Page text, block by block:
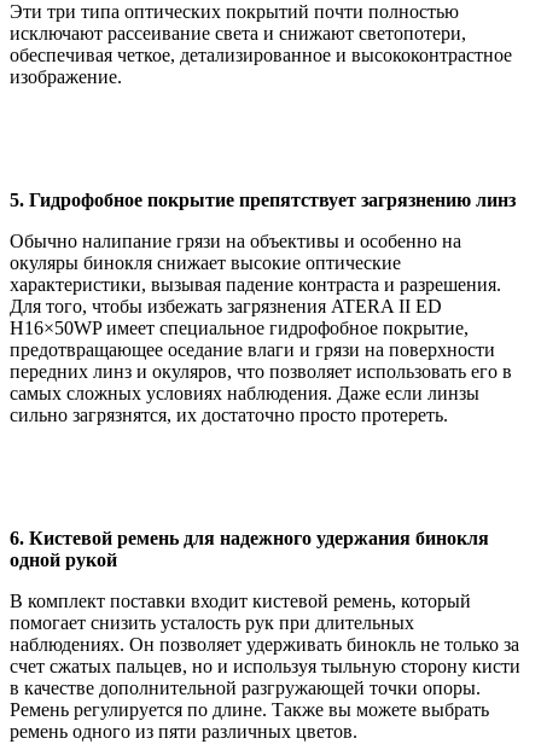
Эти три типа оптических покрытий почти полностью
исключают рассеивание света и снижают светопотери,
обеспечивая четкое, детализированное и высококонтрастное
изображение.
5. Гидрофобное покрытие препятствует загрязнению линз
Обычно налипание грязи на объективы и особенно на
окуляры бинокля снижает высокие оптические
характеристики, вызывая падение контраста и разрешения.
Для того, чтобы избежать загрязнения ATERA II ED
H16×50WP имеет специальное гидрофобное покрытие,
предотвращающее оседание влаги и грязи на поверхности
передних линз и окуляров, что позволяет использовать его в
самых сложных условиях наблюдения. Даже если линзы
сильно загрязнятся, их достаточно просто протереть.
6. Кистевой ремень для надежного удержания бинокля
одной рукой
В комплект поставки входит кистевой ремень, который
помогает снизить усталость рук при длительных
наблюдениях. Он позволяет удерживать бинокль не только за
счет сжатых пальцев, но и используя тыльную сторону кисти
в качестве дополнительной разгружающей точки опоры.
Ремень регулируется по длине. Также вы можете выбрать
ремень одного из пяти различных цветов.